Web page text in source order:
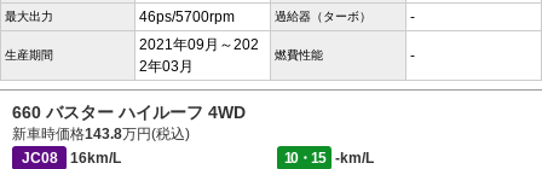
最大出力 46ps/5700rpm 過給器（ターボ） -
生産期間
2021年09月～202
2年03月
燃費性能 -
660 バスター ハイルーフ 4WD
新車時価格143.8万円(税込)
JC08
16km/L 10・15
-km/L